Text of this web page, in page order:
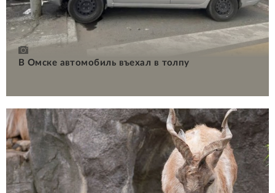
В Омске автомобиль въехал в толпу